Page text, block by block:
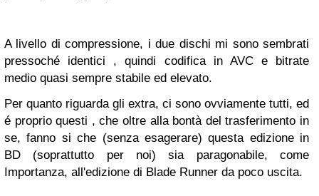
A livello di compressione, i due dischi mi sono sembrati
pressoché identici , quindi codifica in AVC e bitrate
medio quasi sempre stabile ed elevato.
Per quanto riguarda gli extra, ci sono ovviamente tutti, ed
é proprio questi , che oltre alla bontà del trasferimento in
se, fanno si che (senza esagerare) questa edizione in
BD (soprattutto per noi) sia paragonabile, come
Importanza, all'edizione di Blade Runner da poco uscita.